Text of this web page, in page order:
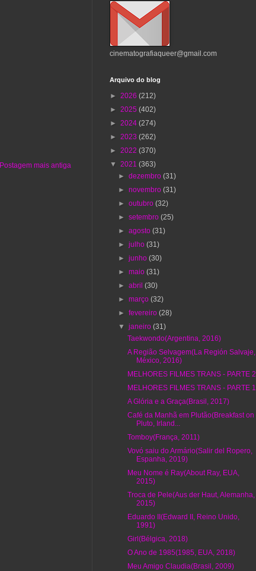
Postagem mais antiga
cinematografiaqueer@gmail.com
Arquivo do blog
► 2026 (212)
► 2025 (402)
► 2024 (274)
► 2023 (262)
► 2022 (370)
▼ 2021 (363)
►dezembro(31)
►novembro(31)
►outubro(32)
►setembro(25)
►agosto(31)
►julho(31)
►junho(30)
►maio(31)
►abril(30)
►março(32)
►fevereiro(28)
▼janeiro(31)
Taekwondo(Argentina, 2016)
A Região Selvagem(La Región Salvaje,
México, 2016)
MELHORES FILMES TRANS - PARTE 2
MELHORES FILMES TRANS - PARTE 1
A Glória e a Graça(Brasil, 2017)
Café da Manhã em Plutão(Breakfast on
Pluto, Irland...
Tomboy(França, 2011)
Vovó saiu do Armário(Salir del Ropero,
Espanha, 2019)
Meu Nome é Ray(About Ray, EUA,
2015)
Troca de Pele(Aus der Haut, Alemanha,
2015)
Eduardo II(Edward II, Reino Unido,
1991)
Girl(Bélgica, 2018)
O Ano de 1985(1985, EUA, 2018)
Meu Amigo Claudia(Brasil, 2009)